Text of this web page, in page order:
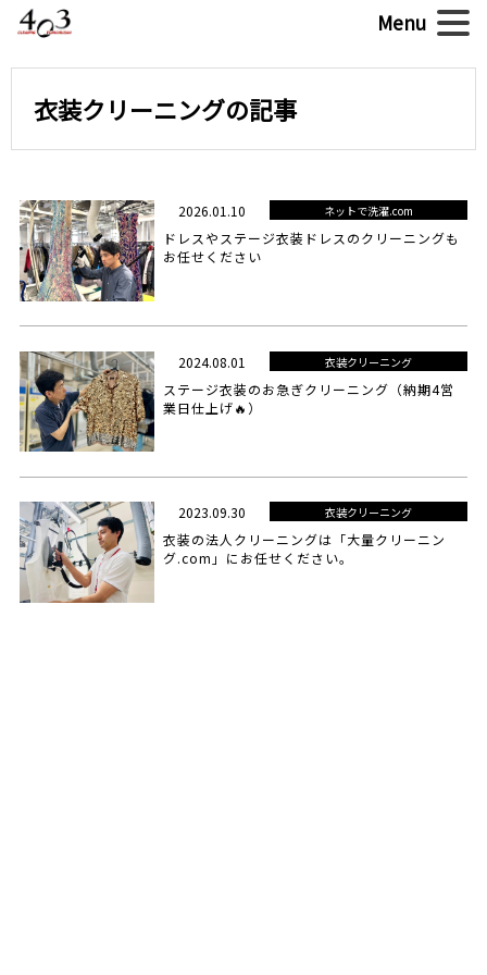
衣装クリーニングの記事
2026.01.10 ネットで洗濯.com
ドレスやステージ衣装ドレスのクリーニングも
お任せください
2024.08.01 衣装クリーニング
ステージ衣装のお急ぎクリーニング（納期4営
業日仕上げ🔥）
2023.09.30 衣装クリーニング
衣装の法人クリーニングは「大量クリーニン
グ.com」にお任せください。